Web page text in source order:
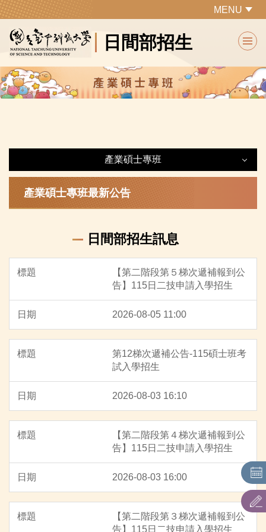
跳
主
要
內
容
區
日間部招生
MENU
產業碩士專班
產業碩士專班
教育部核定招生名額
招生簡章
網路作業系統
考古題
產業碩士專班最新公告
日間部招生訊息
【第二階段第５梯次遞補報到公
告】115日二技申請入學招生
2026-08-05 11:00
第12梯次遞補公告-115碩士班考
試入學招生
2026-08-03 16:10
【第二階段第４梯次遞補報到公
告】115日二技申請入學招生
2026-08-03 16:00
【第二階段第３梯次遞補報到公
告】115日二技申請入學招生